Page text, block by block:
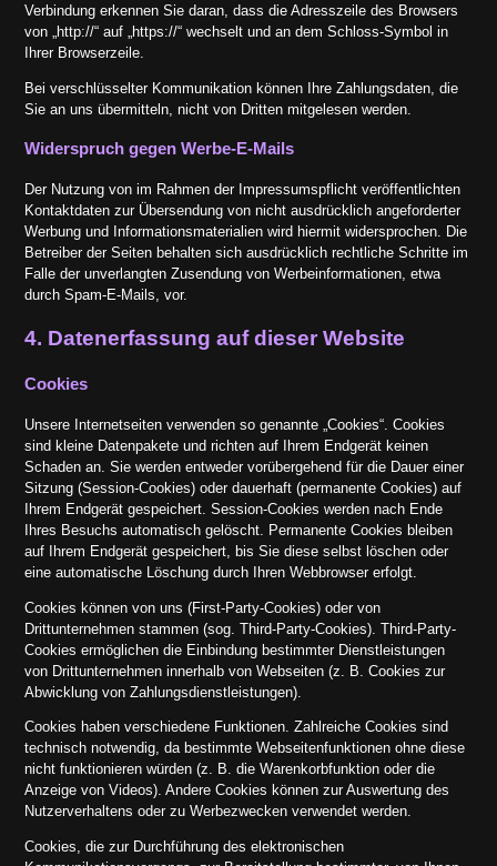
Verbindung erkennen Sie daran, dass die Adresszeile des Browsers
von „http://“ auf „https://“ wechselt und an dem Schloss-Symbol in
Ihrer Browserzeile.
Bei verschlüsselter Kommunikation können Ihre Zahlungsdaten, die
Sie an uns übermitteln, nicht von Dritten mitgelesen werden.
Widerspruch gegen Werbe-E-Mails
Der Nutzung von im Rahmen der Impressumspflicht veröffentlichten
Kontaktdaten zur Übersendung von nicht ausdrücklich angeforderter
Werbung und Informationsmaterialien wird hiermit widersprochen. Die
Betreiber der Seiten behalten sich ausdrücklich rechtliche Schritte im
Falle der unverlangten Zusendung von Werbeinformationen, etwa
durch Spam-E-Mails, vor.
4. Datenerfassung auf dieser Website
Cookies
Unsere Internetseiten verwenden so genannte „Cookies“. Cookies
sind kleine Datenpakete und richten auf Ihrem Endgerät keinen
Schaden an. Sie werden entweder vorübergehend für die Dauer einer
Sitzung (Session-Cookies) oder dauerhaft (permanente Cookies) auf
Ihrem Endgerät gespeichert. Session-Cookies werden nach Ende
Ihres Besuchs automatisch gelöscht. Permanente Cookies bleiben
auf Ihrem Endgerät gespeichert, bis Sie diese selbst löschen oder
eine automatische Löschung durch Ihren Webbrowser erfolgt.
Cookies können von uns (First-Party-Cookies) oder von
Drittunternehmen stammen (sog. Third-Party-Cookies). Third-Party-
Cookies ermöglichen die Einbindung bestimmter Dienstleistungen
von Drittunternehmen innerhalb von Webseiten (z. B. Cookies zur
Abwicklung von Zahlungsdienstleistungen).
Cookies haben verschiedene Funktionen. Zahlreiche Cookies sind
technisch notwendig, da bestimmte Webseitenfunktionen ohne diese
nicht funktionieren würden (z. B. die Warenkorbfunktion oder die
Anzeige von Videos). Andere Cookies können zur Auswertung des
Nutzerverhaltens oder zu Werbezwecken verwendet werden.
Cookies, die zur Durchführung des elektronischen